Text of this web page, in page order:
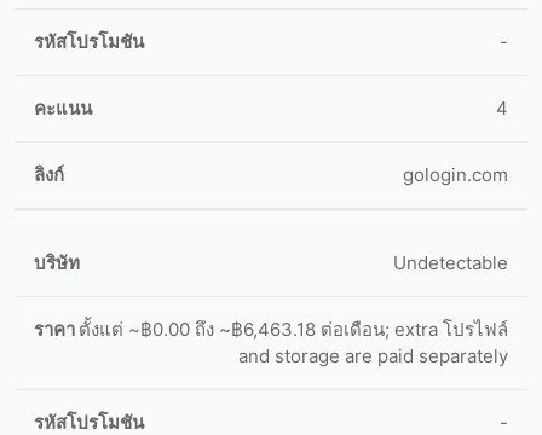
-
4
gologin.com
Undetectable
ตั้งแต่ ~฿0.00 ถึง ~฿6,463.18 ต่อเดือน; extra โปรไฟล์
and storage are paid separately
-